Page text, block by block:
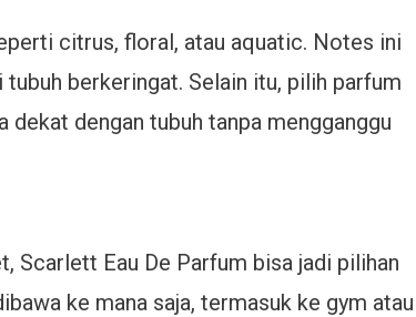
citrus, floral, atau aquatic. Notes ini
berkeringat. Selain itu, pilih parfum
dengan tubuh tanpa mengganggu
Scarlett Eau De Parfum bisa jadi pilihan
ke mana saja, termasuk ke gym atau